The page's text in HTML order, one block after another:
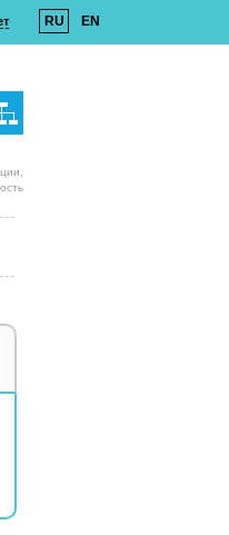
RU EN